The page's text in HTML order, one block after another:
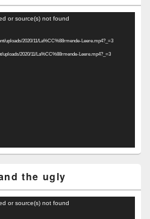
or source(s) not found
uploads/2020/11/La%CC%88rmende-Leere.mp4?_=3
2020/11/La%CC%88rmende-Leere.mp4?_=3
the ugly
or source(s) not found